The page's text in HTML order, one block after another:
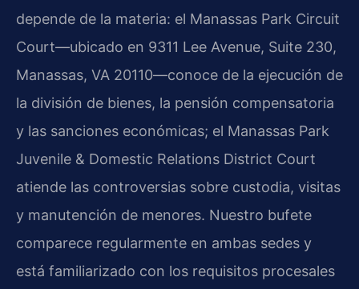
depende de la materia: el Manassas Park Circuit
Court—ubicado en 9311 Lee Avenue, Suite 230,
Manassas, VA 20110—conoce de la ejecución de
la división de bienes, la pensión compensatoria
y las sanciones económicas; el Manassas Park
Juvenile & Domestic Relations District Court
atiende las controversias sobre custodia, visitas
y manutención de menores. Nuestro bufete
comparece regularmente en ambas sedes y
está familiarizado con los requisitos procesales